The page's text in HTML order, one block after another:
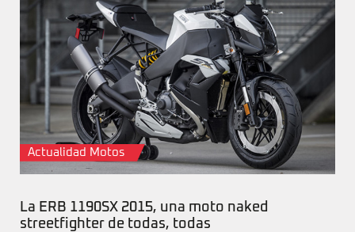
Actualidad Motos
La ERB 1190SX 2015, una moto naked
streetfighter de todas, todas